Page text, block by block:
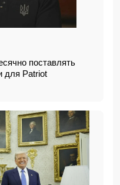
поставлять
для Patriot